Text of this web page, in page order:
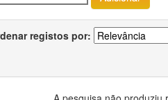
registos por: